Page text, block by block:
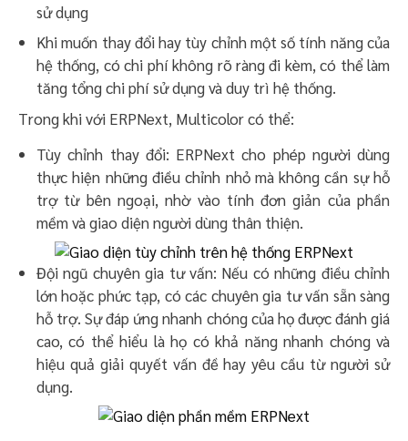
sử dụng
Khi muốn thay đổi hay tùy chỉnh một số tính năng của
hệ thống, có chi phí không rõ ràng đi kèm, có thể làm
tăng tổng chi phí sử dụng và duy trì hệ thống.
Trong khi với ERPNext, Multicolor có thể:
Tùy chỉnh thay đổi: ERPNext cho phép người dùng
thực hiện những điều chỉnh nhỏ mà không cần sự hỗ
trợ từ bên ngoại, nhờ vào tính đơn giản của phần
mềm và giao diện người dùng thân thiện.
Đội ngũ chuyên gia tư vấn: Nếu có những điều chỉnh
lớn hoặc phức tạp, có các chuyên gia tư vấn sẵn sàng
hỗ trợ. Sự đáp ứng nhanh chóng của họ được đánh giá
cao, có thể hiểu là họ có khả năng nhanh chóng và
hiệu quả giải quyết vấn đề hay yêu cầu từ người sử
dụng.